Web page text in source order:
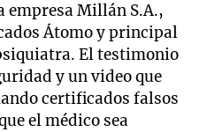
empresa Millán S.A.,
Átomo y principal
El testimonio
y un video que
certificados falsos
el médico sea